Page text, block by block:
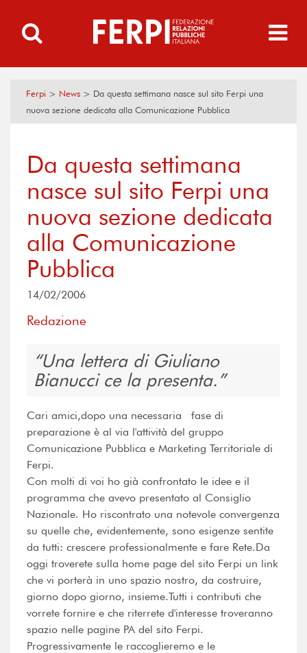
Ferpi > News > Da questa settimana nasce sul sito Ferpi una
nuova sezione dedicata alla Comunicazione Pubblica
Da questa settimana
nasce sul sito Ferpi una
nuova sezione dedicata
alla Comunicazione
Pubblica
14/02/2006
Redazione
Una lettera di Giuliano
Bianucci ce la presenta.
Cari amici,dopo una necessaria fase di
preparazione è al via l'attività del gruppo
Comunicazione Pubblica e Marketing Territoriale di
Ferpi.
Con molti di voi ho già confrontato le idee e il
programma che avevo presentato al Consiglio
Nazionale. Ho riscontrato una notevole convergenza
su quelle che, evidentemente, sono esigenze sentite
da tutti: crescere professionalmente e fare Rete.Da
oggi troverete sulla home page del sito Ferpi un link
che vi porterà in uno spazio nostro, da costruire,
giorno dopo giorno, insieme.Tutti i contributi che
vorrete fornire e che riterrete d'interesse troveranno
spazio nelle pagine PA del sito Ferpi.
Progressivamente le raccoglieremo e le